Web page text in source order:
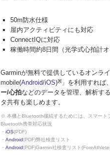
50m防水仕様
屋内アクティビティにも対応
ConnectIQに対応
稼働時間約8日間（光学式心拍計オ
Garminが無料で提供しているオンラ
mobile(Android/iOS)※」を利用すれば
ー/心拍などのデータを管理、解析す
タ共有も楽しめます。
※ 本機とBluetooth接続するためには、スマート
Bluetooth携帯対応状況
・ iOS(PDF)
・ Android(PDF)弊社検査リスト
・ Android(PDF)Garmin社検査リスト